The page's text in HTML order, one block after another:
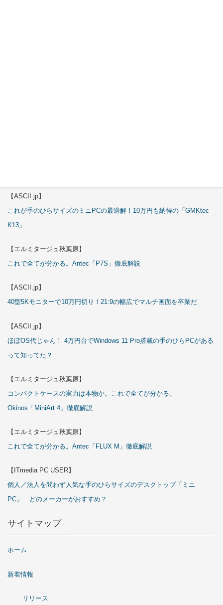
【ASCII.jp】
これが手のひらサイズのミニPCの最適解！10万円も納得の「GMKtec
K13」
【エルミタージュ秋葉原】
これで全てが分かる。Antec「P7S」徹底解説
【ASCII.jp】
40型5Kモニターで10万円切り！21:9の幅広でマルチ画面を卒業だ
【ASCII.jp】
ほぼOS代じゃん！ 4万円台でWindows 11 Pro搭載の手のひらPCがある
って知ってた？
【エルミタージュ秋葉原】
コンパクトケースの実力は本物か。これで全てが分かる。
Okinos「MiniArt 4」徹底解説
【エルミタージュ秋葉原】
これで全てが分かる。Antec「FLUX M」徹底解説
【ITmedia PC USER】
個人／法人を問わず人気な手のひらサイズのデスクトップ「ミニ
PC」 どのメーカーがおすすめ？
サイトマップ
ホーム
新着情報
リリース